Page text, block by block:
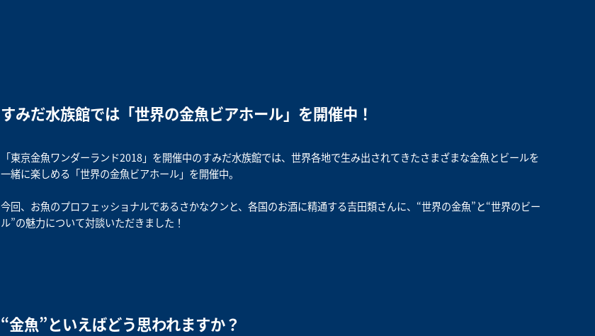
すみだ水族館では「世界の金魚ビアホール」を開催中！
「東京金魚ワンダーランド2018」を開催中のすみだ水族館では、世界各地で生み出されてきたさまざまな金魚とビールを
一緒に楽しめる「世界の金魚ビアホール」を開催中。
今回、お魚のプロフェッショナルであるさかなクンと、各国のお酒に精通する吉田類さんに、“世界の金魚”と“世界のビー
ル”の魅力について対談いただきました！
“金魚”といえばどう思われますか？